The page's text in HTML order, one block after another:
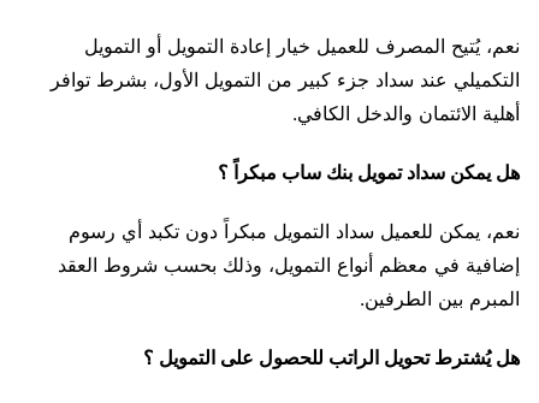
نعم، يُتيح المصرف للعميل خيار إعادة التمويل أو التمويل
التكميلي عند سداد جزء كبير من التمويل الأول، بشرط توافر
أهلية الائتمان والدخل الكافي.
هل يمكن سداد تمويل بنك ساب مبكراً ؟
نعم، يمكن للعميل سداد التمويل مبكراً دون تكبد أي رسوم
إضافية في معظم أنواع التمويل، وذلك بحسب شروط العقد
المبرم بين الطرفين.
هل يُشترط تحويل الراتب للحصول على التمويل ؟